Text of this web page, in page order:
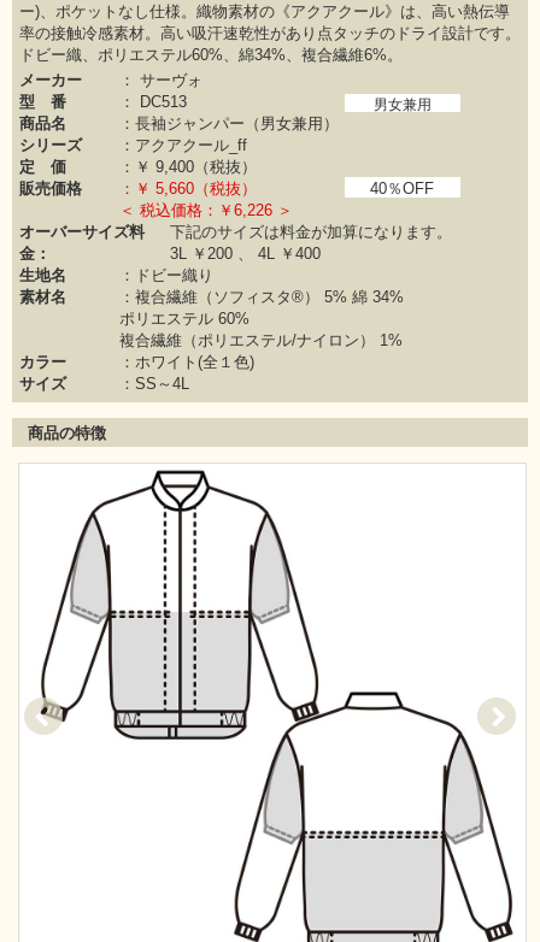
ー)、ポケットなし仕様。織物素材の《アクアクール》は、高い熱伝導
率の接触冷感素材。高い吸汗速乾性があり点タッチのドライ設計です。
ドビー織、ポリエステル60%、綿34%、複合繊維6%。
メーカー
：
サーヴォ
型 番
： DC513 男女兼用
商品名
：長袖ジャンパー（男女兼用）
シリーズ
： アクアクール_ff
定 価
：￥9,400（税抜）
販売価格
：￥5,660（税抜）
40％OFF
＜ 税込価格：￥6,226 ＞
オーバーサイズ料
金：
下記のサイズは料金が加算になります。
3L ￥200 、 4L ￥400
生地名
：ドビー織り
素材名
：複合繊維（ソフィスタ®） 5% 綿 34%
ポリエステル 60%
複合繊維（ポリエステル/ナイロン） 1%
カラー
：ホワイト(全１色)
サイズ
：SS～4L
商品の特徴